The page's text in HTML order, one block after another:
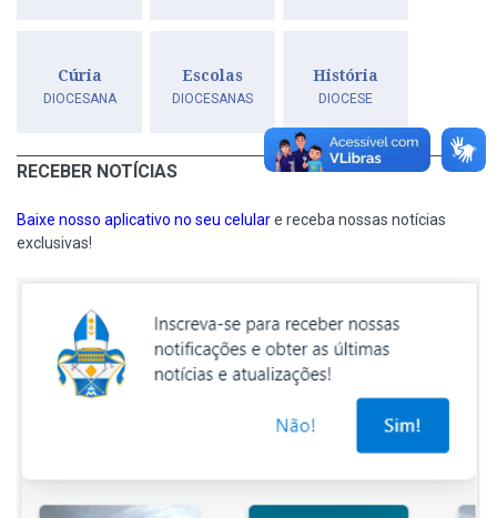
Cúria
DIOCESANA
Escolas
DIOCESANAS
História
DIOCESE
RECEBER NOTÍCIAS
Baixe nosso aplicativo no seu celulare receba nossas notícias
exclusivas!